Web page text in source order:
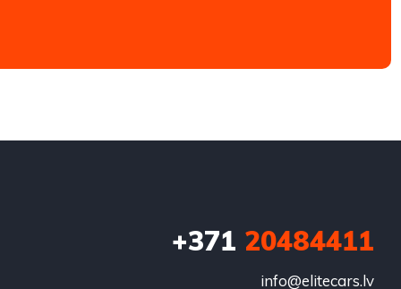
+371 20484411
info@elitecars.lv